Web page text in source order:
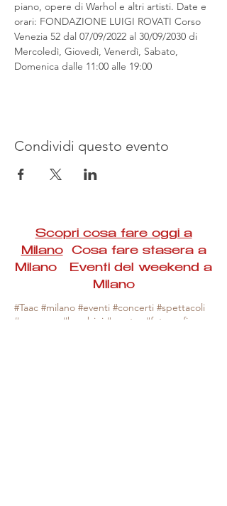
piano, opere di Warhol e altri artisti. Date e
orari: FONDAZIONE LUIGI ROVATI Corso
Venezia 52 dal 07/09/2022 al 30/09/2030 di
Mercoledì, Giovedì, Venerdì, Sabato,
Domenica dalle 11:00 alle 19:00
Condividi questo evento
Scopri cosa fare oggi a
MilanoCosa fare stasera a
Milano Eventi del weekend a
Milano
#Taac #milano #eventi #concerti #spettacoli
#rassegne #bambini #mostre #fotografia